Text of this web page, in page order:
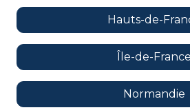
Hauts-de-
Île-de-France
Normandie